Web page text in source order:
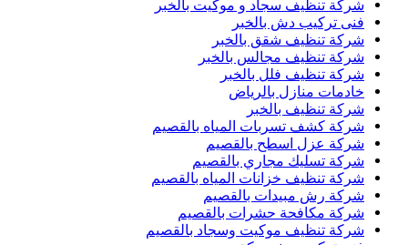
شركة تنظيف سجاد و موكيت بالخبر
فنى تركيب دش بالخبر
شركة تنظيف شقق بالخبر
شركة تنظيف مجالس بالخبر
شركة تنظيف فلل بالخبر
خادمات منازل بالرياض
شركة تنظيف بالخبر
شركة كشف تسربات المياه بالقصيم
شركة عزل اسطح بالقصيم
شركة تسليك مجاري بالقصيم
شركة تنظيف خزانات المياه بالقصيم
شركة رش مبيدات بالقصيم
شركة مكافحة حشرات بالقصيم
شركة تنظيف موكيت وسجاد بالقصيم